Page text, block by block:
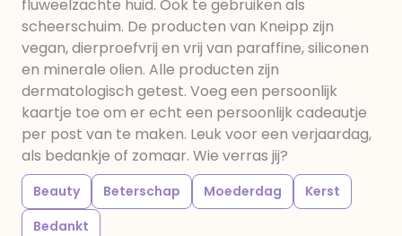
fluweelzachte huid. Ook te gebruiken als
scheerschuim. De producten van Kneipp zijn
vegan, dierproefvrij en vrij van paraffine, siliconen
en minerale olien. Alle producten zijn
dermatologisch getest. Voeg een persoonlijk
kaartje toe om er echt een persoonlijk cadeautje
per post van te maken. Leuk voor een verjaardag,
als bedankje of zomaar. Wie verras jij?
Beauty Beterschap Moederdag
Kerst
Bedankt